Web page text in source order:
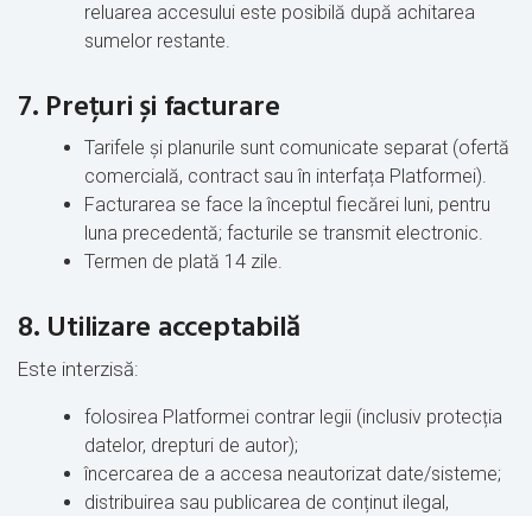
reluarea accesului este posibilă după achitarea
sumelor restante.
7. Prețuri și facturare
Tarifele și planurile sunt comunicate separat (ofertă
comercială, contract sau în interfața Platformei).
Facturarea se face laînceptul fiecărei luni, pentru
luna precedentă; facturile se transmit electronic.
Termen de plată 14 zile.
8. Utilizare acceptabilă
Este interzisă:
folosirea Platformei contrar legii (inclusiv protecția
datelor, drepturi de autor);
încercarea de a accesa neautorizat date/sisteme;
distribuirea sau publicarea de conținut ilegal,